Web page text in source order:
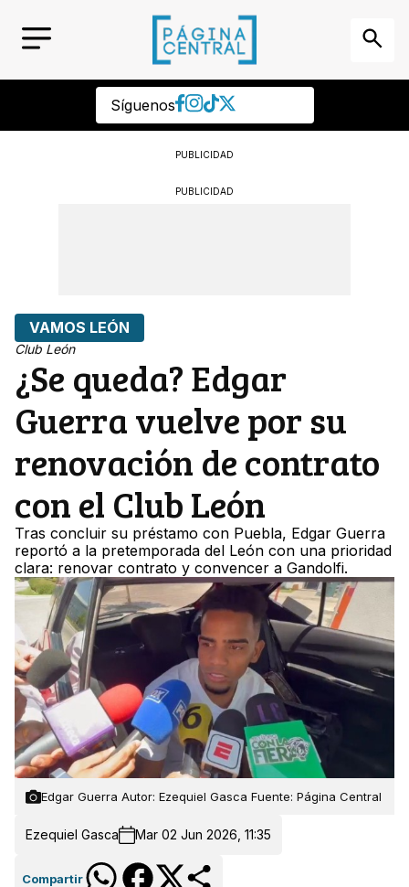
Síguenos
PUBLICIDAD
PUBLICIDAD
VAMOS LEÓN
Club León
¿Se queda? Edgar
Guerra vuelve por su
renovación de contrato
con el Club León
Tras concluir su préstamo con Puebla, Edgar Guerra
reportó a la pretemporada del León con una prioridad
clara: renovar contrato y convencer a Gandolfi.
Edgar Guerra Autor: Ezequiel Gasca Fuente: Página Central
Ezequiel Gasca Mar 02 Jun 2026, 11:35
Compartir